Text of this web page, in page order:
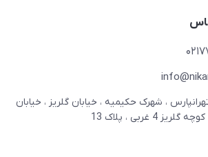
، شهرک حکیمیه ، خیابان گلریز ، خیابان
4 غربی ، پلاک 13